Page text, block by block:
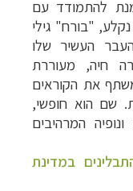
להתמודד עם
"בורח" גילי
העשיר שלו
חיה, מעוררת
את הקוראים
שם הוא חופשי,
המרהיבים
במדינת